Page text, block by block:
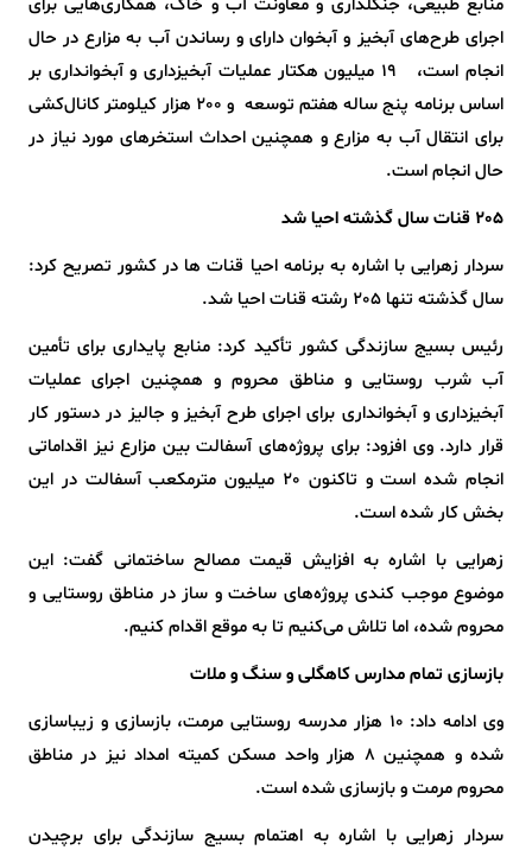
منابع طبیعی، جنگلداری و معاونت آب و خاک، همکاری‌هایی برای
اجرای طرح‌های آبخیز و آبخوان دارای و رساندن آب به مزارع در حال
انجام است، 19 میلیون هکتار عملیات آبخیزداری و آبخوانداری بر
اساس برنامه پنج ساله هفتم توسعه و 200 هزار کیلومتر کانال‌کشی
برای انتقال آب به مزارع و همچنین احداث استخرهای مورد نیاز در
حال انجام است.
205 قنات سال گذشته احیا شد
سردار زهرایی با اشاره به برنامه احیا قنات ها در کشور تصریح کرد:
سال گذشته تنها 205 رشته قنات احیا شد.
رئیس بسیج سازندگی کشور تأکید کرد: منابع پایداری برای تأمین
آب شرب روستایی و مناطق محروم و همچنین اجرای عملیات
آبخیزداری و آبخوانداری برای اجرای طرح آبخیز و جالیز در دستور کار
قرار دارد. وی افزود: برای پروژه‌های آسفالت بین مزارع نیز اقداماتی
انجام شده است و تاکنون 20 میلیون مترمکعب آسفالت در این
بخش کار شده است.
زهرایی با اشاره به افزایش قیمت مصالح ساختمانی گفت: این
موضوع موجب کندی پروژه‌های ساخت و ساز در مناطق روستایی و
محروم شده، اما تلاش می‌کنیم تا به موقع اقدام کنیم.
بازسازی تمام مدارس کاهگلی و سنگ و ملات
وی ادامه داد: 10 هزار مدرسه روستایی مرمت، بازسازی و زیباسازی
شده و همچنین 8 هزار واحد مسکن کمیته امداد نیز در مناطق
محروم مرمت و بازسازی شده است.
سردار زهرایی با اشاره به اهتمام بسیج سازندگی برای برچیدن